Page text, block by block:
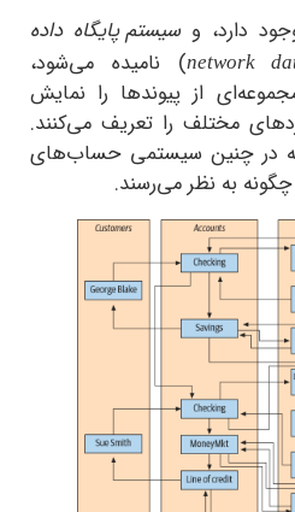
و سیستم پایگاه داده
) نامیده می‌شود،
از پیوند‌ها را نمایش
را تعریف می‌کنند.
چنین سیستمی حساب‌های
نظر می‌رسند.